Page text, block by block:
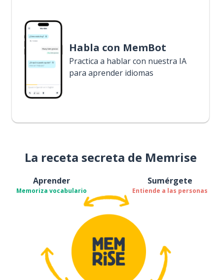
Habla con MemBot
Practica a hablar con nuestra IA
para aprender idiomas
La receta secreta de Memrise
Aprender
Memoriza vocabulario
Sumérgete
Entiende a las personas